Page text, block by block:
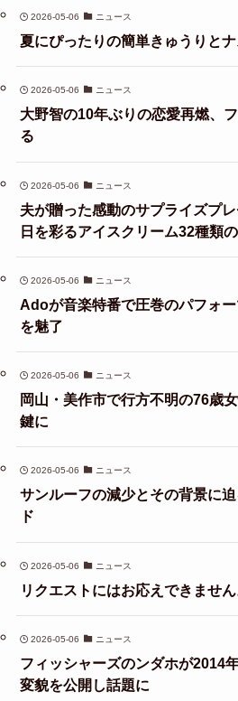
2026-05-06 ニュース
夏にぴったりの簡単きゅうりと
2026-05-06 ニュース
大野智の10年ぶりの恋愛再燃、
る
2026-05-06 ニュース
夫が贈った感動のサプライズプ
日を彩るアイスクリーム32種類
2026-05-06 ニュース
Adoが音楽特番で圧巻のパフォ
を魅了
2026-05-06 ニュース
岡山・美作市で行方不明の76歳
鍵に
2026-05-06 ニュース
サンルーフの減少とその背景に
ド
2026-05-06 ニュース
リクエストにはお応えできません
2026-05-06 ニュース
フィッシャーズのンダホが2014
変貌を公開し話題に